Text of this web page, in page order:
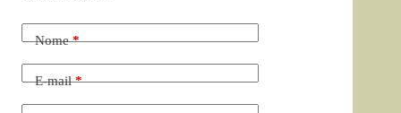
Nome*
E-mail*